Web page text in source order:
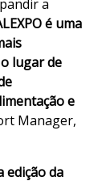
a
é uma
lugar de
e
Manager,
edição da